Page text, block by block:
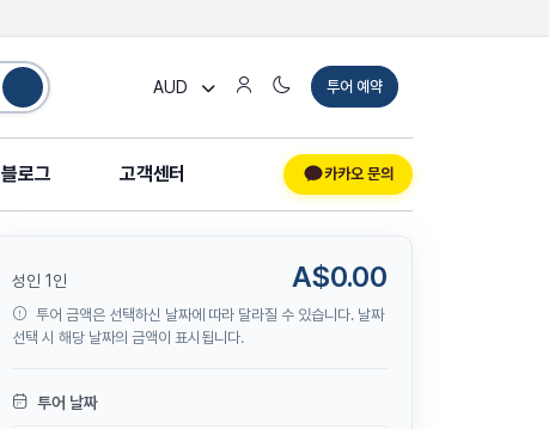
AUD 투어 예약
블로그 고객센터 카카오 문의
성인 1인 A$0.00
투어 금액은 선택하신 날짜에 따라 달라질 수 있습니다. 날짜
선택 시 해당 날짜의 금액이 표시됩니다.
투어 날짜